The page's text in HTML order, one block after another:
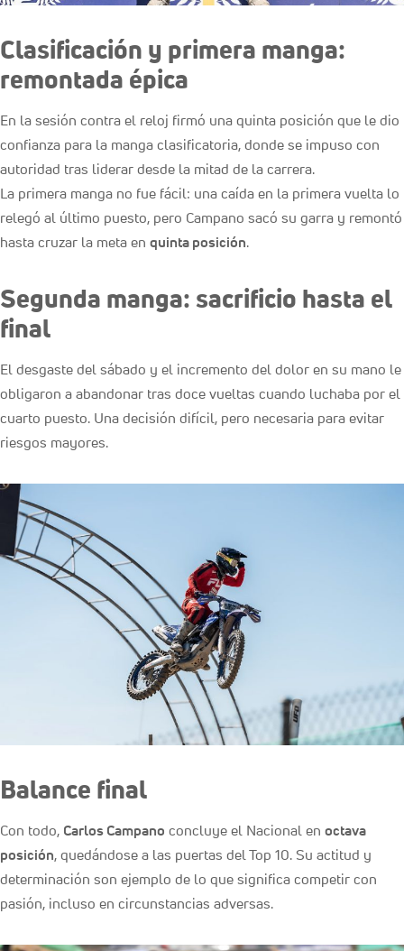
Clasificación y primera manga:
remontada épica
En la sesión contra el reloj firmó una quinta posición que le dio
confianza para la manga clasificatoria, donde se impuso con
autoridad tras liderar desde la mitad de la carrera.
La primera manga no fue fácil: una caída en la primera vuelta lo
relegó al último puesto, pero Campano sacó su garra y remontó
hasta cruzar la meta en quinta posición.
Segunda manga: sacrificio hasta el
final
El desgaste del sábado y el incremento del dolor en su mano le
obligaron a abandonar tras doce vueltas cuando luchaba por el
cuarto puesto. Una decisión difícil, pero necesaria para evitar
riesgos mayores.
Balance final
Con todo, Carlos Campano concluye el Nacional en octava
posición, quedándose a las puertas del Top 10. Su actitud y
determinación son ejemplo de lo que significa competir con
pasión, incluso en circunstancias adversas.